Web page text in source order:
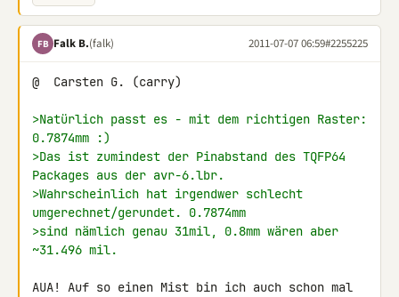
FB Falk B.(falk) 2011-07-07 06:59#2255225
@  Carsten G. (carry)
>Natürlich passt es - mit dem richtigen Raster:
0.7874mm :)
>Das ist zumindest der Pinabstand des TQFP64
Packages aus der avr-6.lbr.
>Wahrscheinlich hat irgendwer schlecht
umgerechnet/gerundet. 0.7874mm
>sind nämlich genau 31mil, 0.8mm wären aber
~31.496 mil.
AUA! Auf so einen Mist bin ich auch schon mal